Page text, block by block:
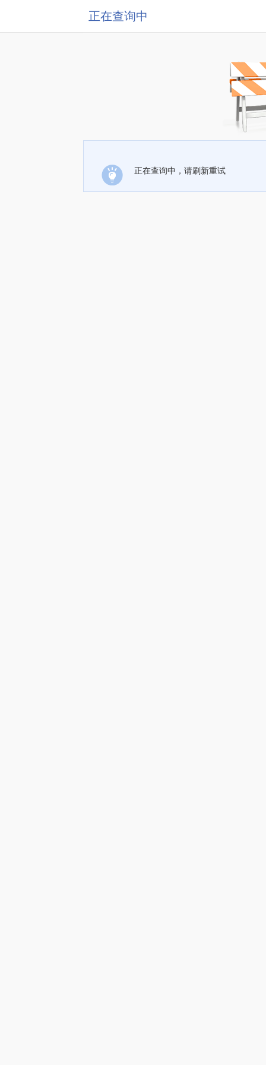
正在查询中
正在查询中，请刷新重试